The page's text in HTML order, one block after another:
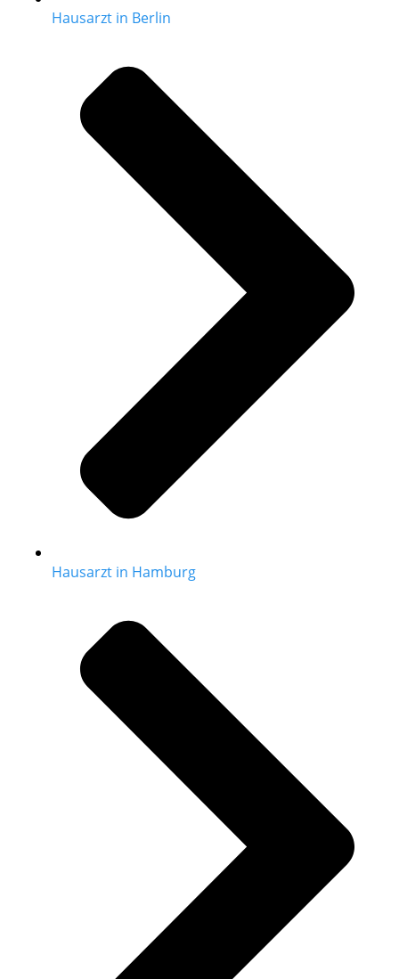
Hausarzt in Berlin
Hausarzt in Hamburg